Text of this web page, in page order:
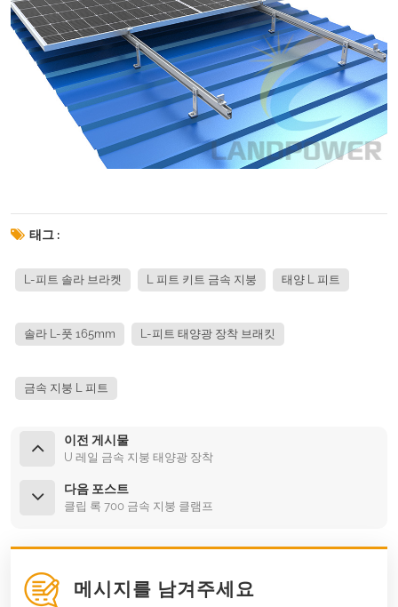
태그 :
L-피트 솔라 브라켓 L 피트 키트 금속 지붕 태양 L 피트
솔라 L-풋 165mm L-피트 태양광 장착 브래킷
금속 지붕 L 피트
이전 게시물
U 레일 금속 지붕 태양광 장착
다음 포스트
클립 록 700 금속 지붕 클램프
메시지를 남겨주세요